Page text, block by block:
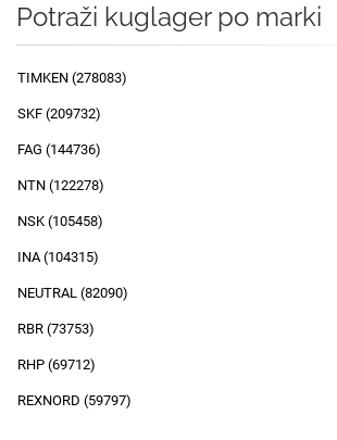
Potraži kuglager po marki
TIMKEN (278083)
SKF (209732)
FAG (144736)
NTN (122278)
NSK (105458)
INA (104315)
NEUTRAL (82090)
RBR (73753)
RHP (69712)
REXNORD (59797)